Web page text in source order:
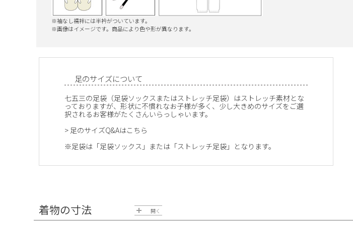
※袖なし襦袢には半衿がついています。
※画像はイメージです。商品により色や形が異なります。
足のサイズについて
七五三の足袋（足袋ソックスまたはストレッチ足袋）はストレッチ素材とな
っておりますが、形状に不慣れなお子様が多く、少し大きめのサイズをご選
択されるお客様がたくさんいらっしゃいます。
> 足のサイズQ&Aはこちら
※足袋は「足袋ソックス」または「ストレッチ足袋」となります。
着物の寸法 開く